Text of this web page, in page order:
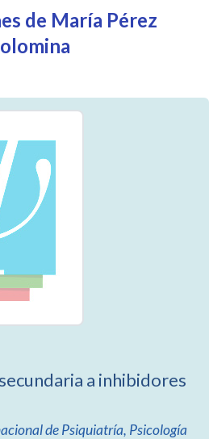
de María Pérez
a inhibidores
de Psiquiatría, Psicología